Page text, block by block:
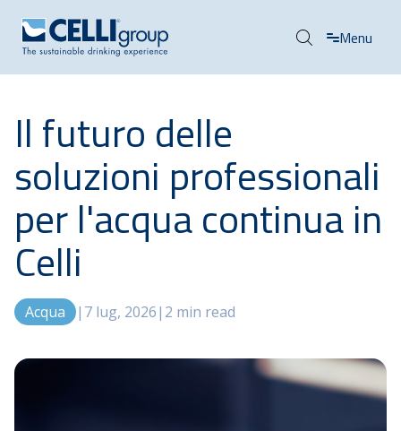
Menu
Il futuro delle
soluzioni professionali
per l'acqua continua in
Celli
Acqua | 7 lug, 2026| 2 min read